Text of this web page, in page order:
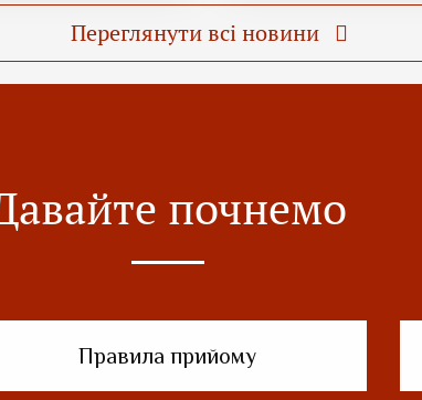
Переглянути всі новини
почнемо
Правила прийому